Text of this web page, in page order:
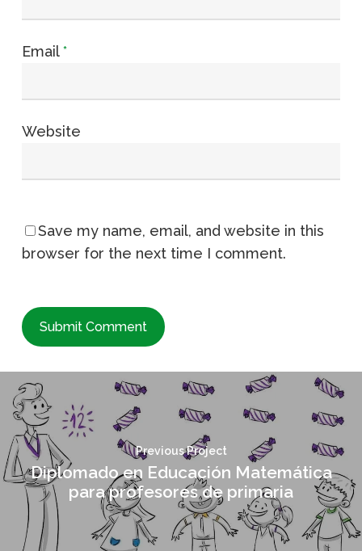
Email*
Website
Save my name, email, and website in this
browser for the next time I comment.
Previous Project
Diplomado en Educación Matemática
para profesores de primaria